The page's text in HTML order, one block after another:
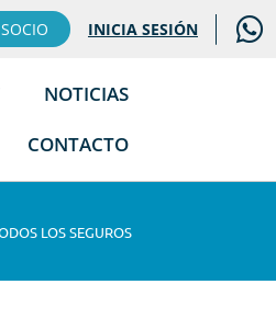
INICIA SESIÓN
NOTICIAS
CONTACTO
LOS SEGUROS